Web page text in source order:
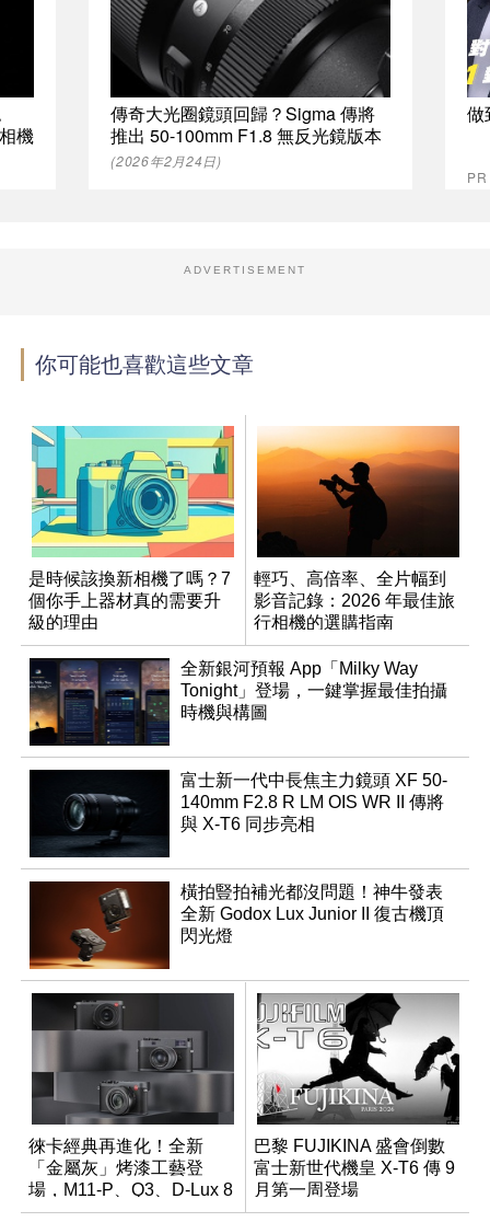
機
傳奇大光圈鏡頭回歸？Sigma 傳將
推出 50-100mm F1.8 無反光鏡版本
(2026年2月24日)
做
ADVERTISEMENT
你可能也喜歡這些文章
是時候該換新相機了嗎？7
個你手上器材真的需要升
級的理由
輕巧、高倍率、全片幅到
影音記錄：2026 年最佳旅
行相機的選購指南
全新銀河預報 App「Milky Way
Tonight」登場，一鍵掌握最佳拍攝
時機與構圖
富士新一代中長焦主力鏡頭 XF 50-
140mm F2.8 R LM OIS WR II 傳將
與 X-T6 同步亮相
橫拍豎拍補光都沒問題！神牛發表
全新 Godox Lux Junior II 復古機頂
閃光燈
徠卡經典再進化！全新
「金屬灰」烤漆工藝登
場，M11-P、Q3、D-Lux 8
領銜換裝
巴黎 FUJIKINA 盛會倒數
富士新世代機皇 X-T6 傳 9
月第一周登場